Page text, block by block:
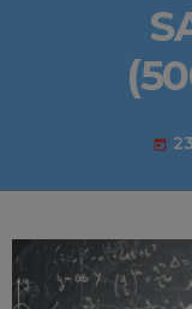
today